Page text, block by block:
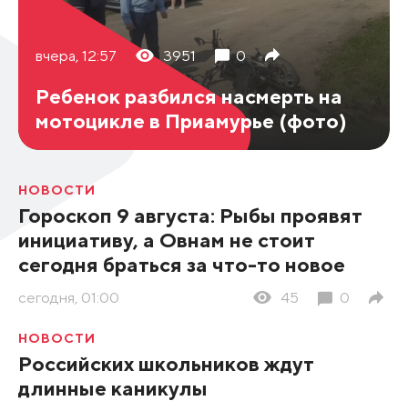
вчера, 12:57 3951 0
Ребенок разбился насмерть на
мотоцикле в Приамурье (фото)
НОВОСТИ
Гороскоп 9 августа: Рыбы проявят
инициативу, а Овнам не стоит
сегодня браться за что-то новое
сегодня, 01:00 45 0
НОВОСТИ
Российских школьников ждут
длинные каникулы